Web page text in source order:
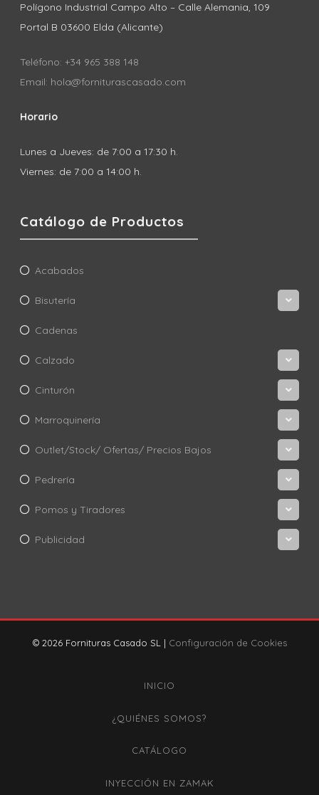
Polígono Industrial Campo Alto – Calle Alemania, 109
Portal B 03600 Elda (Alicante)
Teléfono: +34 965 388 148
Email: hola@forniturascasado.com
Horario
Lunes a Jueves: de 7:00 a 17:30 h.
Viernes: de 7:00 a 14:00 h.
Catálogo de Productos
Acabados
Bisutería
Cadenas
Calzado
Cinturón
Marroquinería
Outlet/Stock/ Ofertas/ Precios Bajos
Pedrería
Pomos y Tiradores
Publicidad
© 2026 Fornituras Casado SL | Configuración de Cookies
INICIO
¿QUIÉNES SOMOS?
CATÁLOGO
INYECCIÓN EN ZAMAK